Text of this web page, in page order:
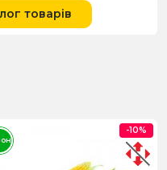
товарів
-10%